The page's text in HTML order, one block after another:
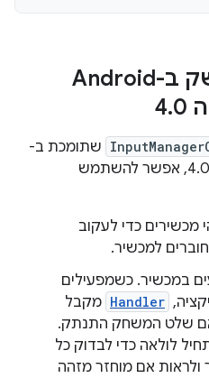
הטמעה של הממשק ב-Android
.0
שתומכת ב-
Android מגרסה 3.1 עד גרסה 4.0, אפשר להשתמש
מכשירים כדי לעקוב
למכשיר.
במכשיר. כשמפעילים
Handler מקבל
שלט המשחק התנתק.
לולאה כדי לבדוק כל
אם מוחזר מזהה